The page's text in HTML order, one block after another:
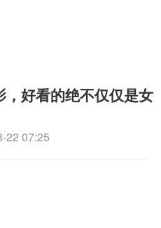
，好看的绝不仅仅是女
22 07:25